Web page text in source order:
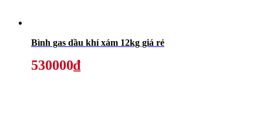
Bình gas dầu khí xám 12kg giá rẻ
530000₫